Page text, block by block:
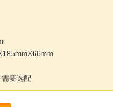
需要选配